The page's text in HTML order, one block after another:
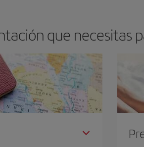
que necesitas